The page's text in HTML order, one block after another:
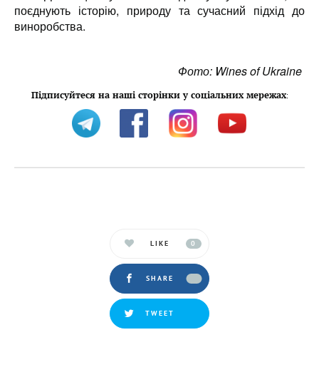
поєднують історію, природу та сучасний підхід до
виноробства.
Фото: Wines of Ukraine
Підписуйтеся на наші сторінки у соціальних мережах:
LIKE 0
SHARE
TWEET